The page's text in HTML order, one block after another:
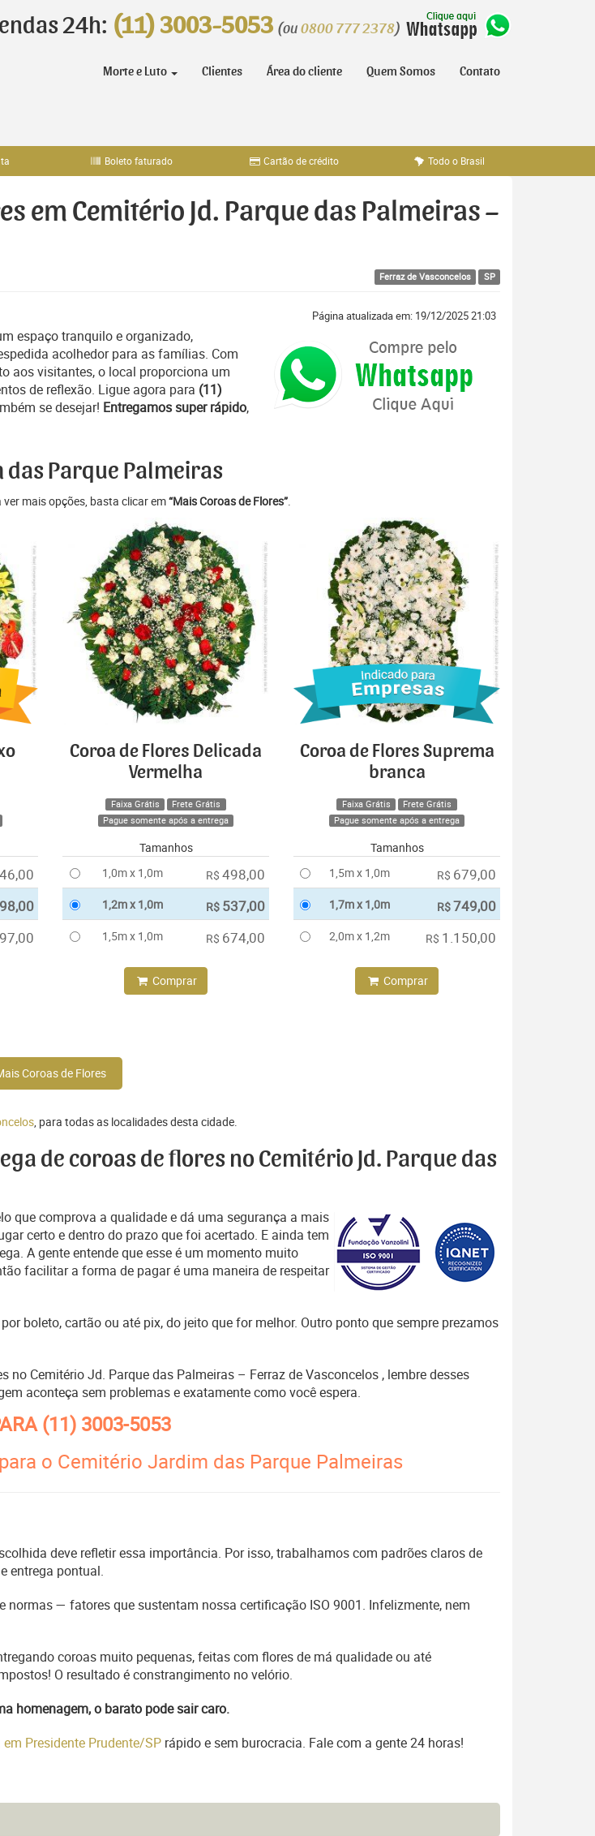
24h: (11) 3003-5053 (ou 0800 777 2378)
Morte e Luto Clientes Área do cliente Quem Somos Contato
Boleto faturado Cartão de crédito Todo o Brasil
em Cemitério Jd. Parque das Palmeiras –
Ferraz de Vasconcelos SP
Página atualizada em: 19/12/2025 21:03
espaço tranquilo e organizado,
acolhedor para as famílias. Com
aos visitantes, o local proporciona um
de reflexão. Ligue agora para (11)
se desejar! Entregamos super rápido,
das Parque Palmeiras
mais opções, basta clicar em“Mais Coroas de Flores”.
Coroa de Flores Delicada
Vermelha
Faixa Grátis
Frete Grátis
Pague somente após a entrega
Tamanhos
1,0m x 1,0m
R$ 498,00
1,2m x 1,0m R$ 537,00
1,5m x 1,0m R$ 674,00
Comprar
Coroa de Flores Suprema
branca
Faixa Grátis
Frete Grátis
Pague somente após a entrega
Tamanhos
1,5m x 1,0m
R$ 679,00
1,7m x 1,0m R$749,00
2,0m x 1,2m R$ 1.150,00
Comprar
Coroas de Flores
, para todas as localidades desta cidade.
de coroas de flores no Cemitério Jd. Parque das
que comprova a qualidade e dá uma segurança a mais
certo e dentro do prazo que foi acertado. E ainda tem
A gente entende que esse é um momento muito
facilitar a forma de pagar é uma maneira de respeitar
boleto, cartão ou até pix, do jeito que for melhor. Outro ponto que sempre prezamos
Cemitério Jd. Parque das Palmeiras – Ferraz de Vasconcelos , lembre desses
aconteça sem problemas e exatamente como você espera.
(11) 3003-5053
o Cemitério Jardim das Parque Palmeiras
deve refletir essa importância. Por isso, trabalhamos com padrões claros de
entrega pontual.
— fatores que sustentam nossa certificação ISO 9001. Infelizmente, nem
coroas muito pequenas, feitas com flores de má qualidade ou até
O resultado é constrangimento no velório.
homenagem, o barato pode sair caro.
Presidente Prudente/SP rápido e sem burocracia. Fale com a gente 24 horas!